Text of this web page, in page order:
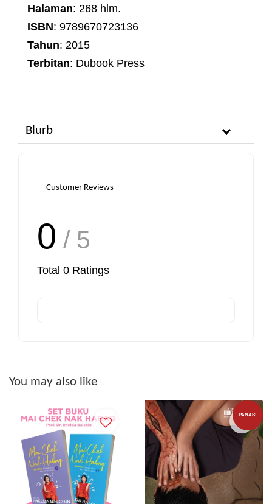
Halaman: 268 hlm.
ISBN: 9789670723136
Tahun: 2015
Terbitan: Dubook Press
Blurb
Customer Reviews
0 / 5
Total 0 Ratings
You may also like
PANAS!